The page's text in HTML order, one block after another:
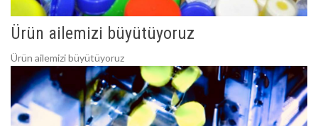
Ürün ailemizi büyütüyoruz
Ürün ailemizi büyütüyoruz